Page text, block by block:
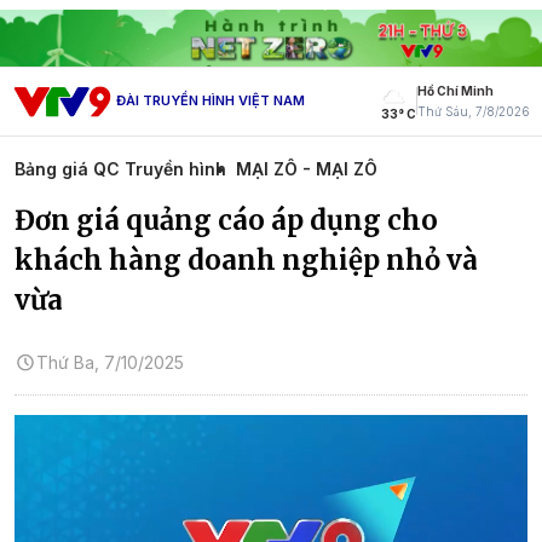
ĐÀI TRUYỀN HÌNH VIỆT NAM
33° C
Hồ Chí Minh
Thứ Sáu, 7/8/2026
Bảng giá QC Truyền hình MẠI ZÔ - MẠI ZÔ
Đơn giá quảng cáo áp dụng cho
khách hàng doanh nghiệp nhỏ và
vừa
Thứ Ba, 7/10/2025